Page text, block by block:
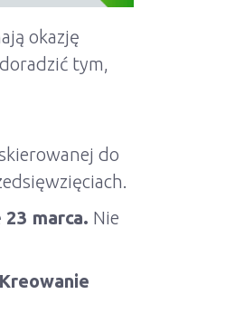
okazję
tym,
do
23 marca. Nie